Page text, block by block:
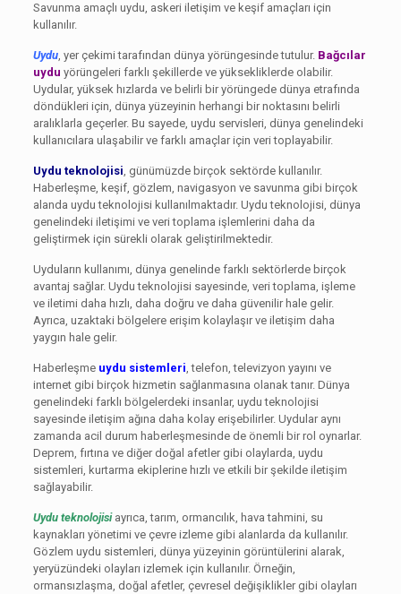
Savunma amaçlı uydu, askeri iletişim ve keşif amaçları için
kullanılır.
Uydu, yer çekimi tarafından dünya yörüngesinde tutulur. Bağcılar
uydu yörüngeleri farklı şekillerde ve yüksekliklerde olabilir.
Uydular, yüksek hızlarda ve belirli bir yörüngede dünya etrafında
döndükleri için, dünya yüzeyinin herhangi bir noktasını belirli
aralıklarla geçerler. Bu sayede, uydu servisleri, dünya genelindeki
kullanıcılara ulaşabilir ve farklı amaçlar için veri toplayabilir.
Uydu teknolojisi, günümüzde birçok sektörde kullanılır.
Haberleşme, keşif, gözlem, navigasyon ve savunma gibi birçok
alanda uydu teknolojisi kullanılmaktadır. Uydu teknolojisi, dünya
genelindeki iletişimi ve veri toplama işlemlerini daha da
geliştirmek için sürekli olarak geliştirilmektedir.
Uyduların kullanımı, dünya genelinde farklı sektörlerde birçok
avantaj sağlar. Uydu teknolojisi sayesinde, veri toplama, işleme
ve iletimi daha hızlı, daha doğru ve daha güvenilir hale gelir.
Ayrıca, uzaktaki bölgelere erişim kolaylaşır ve iletişim daha
yaygın hale gelir.
Haberleşme uydu sistemleri, telefon, televizyon yayını ve
internet gibi birçok hizmetin sağlanmasına olanak tanır. Dünya
genelindeki farklı bölgelerdeki insanlar, uydu teknolojisi
sayesinde iletişim ağına daha kolay erişebilirler. Uydular aynı
zamanda acil durum haberleşmesinde de önemli bir rol oynarlar.
Deprem, fırtına ve diğer doğal afetler gibi olaylarda, uydu
sistemleri, kurtarma ekiplerine hızlı ve etkili bir şekilde iletişim
sağlayabilir.
Uydu teknolojisiayrıca, tarım, ormancılık, hava tahmini, su
kaynakları yönetimi ve çevre izleme gibi alanlarda da kullanılır.
Gözlem uydu sistemleri, dünya yüzeyinin görüntülerini alarak,
yeryüzündeki olayları izlemek için kullanılır. Örneğin,
ormansızlaşma, doğal afetler, çevresel değişiklikler gibi olayları